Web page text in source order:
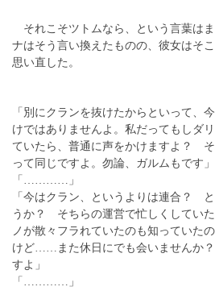
それこそツトムなら、という言葉は
ナはそう言い換えたものの、彼女はそ
思い直した。
「別にクランを抜けたからといって、
けではありませんよ。私だってもしダ
ていたら、普通に声をかけますよ？
って同じですよ。勿論、ガルムもです」
「…………」
「今はクラン、というよりは連合？
うか？ そちらの運営で忙しくしてい
ノが散々フラれていたのも知っていた
けど……また休日にでも会いませんか
すよ」
「…………」